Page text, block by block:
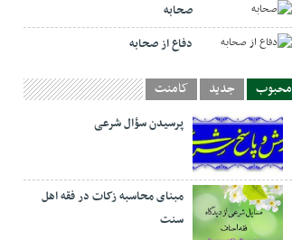
صحابه
دفاع از صحابه
محبوب جدید کامنت
پرسیدن سؤال شرعی
مبنای محاسبه زکات در فقه اهل
سنت